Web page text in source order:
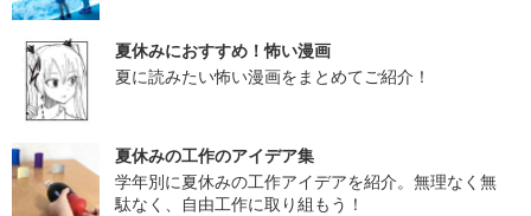
夏休みにおすすめ！怖い漫画
夏に読みたい怖い漫画をまとめてご紹介！
夏休みの工作のアイデア集
学年別に夏休みの工作アイデアを紹介。無理なく無
駄なく、自由工作に取り組もう！